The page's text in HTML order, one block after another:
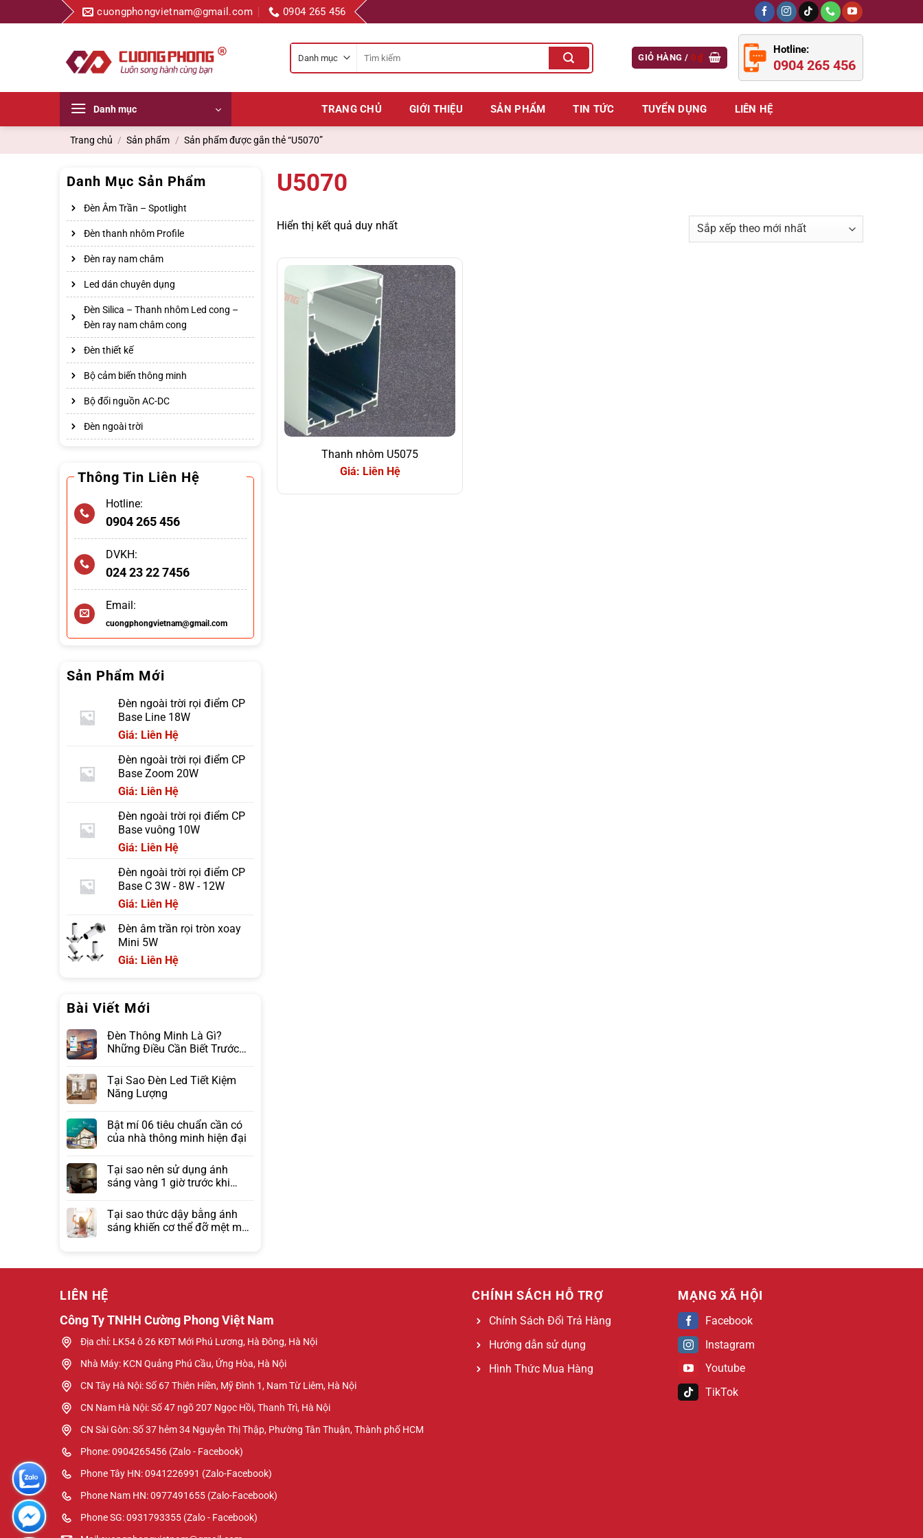
qua
cuongphongvietnam@gmail.com 0904 265 456
kiếm
cho:
GIỎ HÀNG / 0₫
Hotline:
0904 265 456
Danh mục TRANG CHỦ GIỚI THIỆU SẢN PHẨM TIN TỨC TUYỂN DỤNG LIÊN HỆ
Trang chủ / Sản phẩm / Sản phẩm được gắn thẻ “U5070”
Danh Mục Sản Phẩm
Đèn Âm Trần – Spotlight
Đèn thanh nhôm Profile
Đèn ray nam châm
Led dán chuyên dụng
Đèn Silica – Thanh nhôm Led cong –
Đèn ray nam châm cong
Đèn thiết kế
Bộ cảm biến thông minh
Bộ đổi nguồn AC-DC
Đèn ngoài trời
Thông Tin Liên Hệ
Hotline:
0904 265 456
DVKH:
024 23 22 7456
Email:
cuongphongvietnam@gmail.com
Sản Phẩm Mới
Đèn ngoài trời rọi điểm CP
Base Line 18W
Giá: Liên Hệ
Đèn ngoài trời rọi điểm CP
Base Zoom 20W
Giá: Liên Hệ
Đèn ngoài trời rọi điểm CP
Base vuông 10W
Giá: Liên Hệ
Đèn ngoài trời rọi điểm CP
Base C 3W - 8W - 12W
Giá: Liên Hệ
Đèn âm trần rọi tròn xoay
Mini 5W
Giá: Liên Hệ
Bài Viết Mới
Đèn Thông Minh Là Gì?
Những Điều Cần Biết Trước
Tại Sao Đèn Led Tiết Kiệm
Năng Lượng
Bật mí 06 tiêu chuẩn cần có
của nhà thông minh hiện đại
Tại sao nên sử dụng ánh
sáng vàng 1 giờ trước khi
Tại sao thức dậy bằng ánh
sáng khiến cơ thể đỡ mệt mỏi
U5070
Hiển thị kết quả duy nhất
Thanh nhôm U5075
Giá: Liên Hệ
LIÊN HỆ
Công Ty TNHH Cường Phong Việt Nam
Địa chỉ: LK54 ô 26 KĐT Mới Phú Lương, Hà Đông, Hà Nội
Nhà Máy: KCN Quảng Phú Cầu, Ứng Hòa, Hà Nội
CN Tây Hà Nội: Số 67 Thiên Hiền, Mỹ Đình 1, Nam Từ Liêm, Hà Nội
CN Nam Hà Nội: Số 47 ngõ 207 Ngọc Hồi, Thanh Trì, Hà Nội
CN Sài Gòn: Số 37 hẻm 34 Nguyễn Thị Thập, Phường Tân Thuận, Thành phố HCM
Phone: 0904265456 (Zalo - Facebook)
Phone Tây HN: 0941226991 (Zalo-Facebook)
Phone Nam HN: 0977491655 (Zalo-Facebook)
Phone SG: 0931793355 (Zalo - Facebook)
CHÍNH SÁCH HỖ TRỢ
Chính Sách Đổi Trả Hàng
Hướng dẫn sử dụng
Hình Thức Mua Hàng
MẠNG XÃ HỘI
Facebook
Instagram
Youtube
TikTok